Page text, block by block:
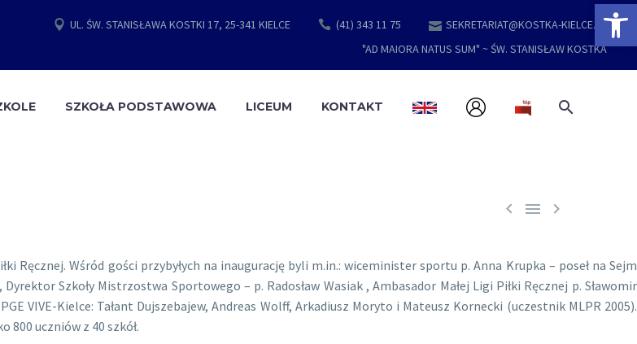
UL. ŚW. STANISŁAWA KOSTKI 17, 25-341 KIELCE (41) 343 11 75
SEKRETARIAT@KOSTKA-KIELCE.PL
"AD MAIORA NATUS SUM" ~ ŚW. STANISŁAW KOSTKA
SZKOŁA PODSTAWOWA LICEUM KONTAKT
  
Ręcznej. Wśród gości przybyłych na inaugurację byli m.in.: wiceminister sportu p. Anna Krupka – poseł na Sejm
Szkoły Mistrzostwa Sportowego – p. Radosław Wasiak , Ambasador Małej Ligi Piłki Ręcznej p. Sławomir
VIVE-Kielce: Tałant Dujszebajew, Andreas Wolff, Arkadiusz Moryto i Mateusz Kornecki (uczestnik MLPR 2005).
800 uczniów z 40 szkół.